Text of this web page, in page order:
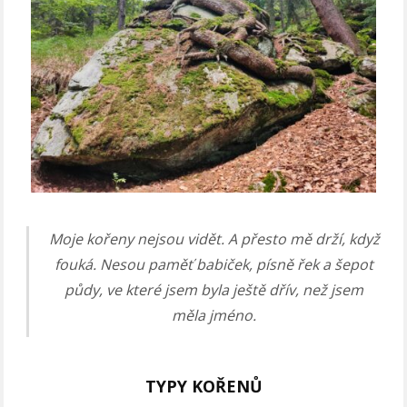
Moje kořeny nejsou vidět. A přesto mě drží, když
fouká. Nesou paměť babiček, písně řek a šepot
půdy, ve které jsem byla ještě dřív, než jsem
měla jméno.
TYPY KOŘENŮ